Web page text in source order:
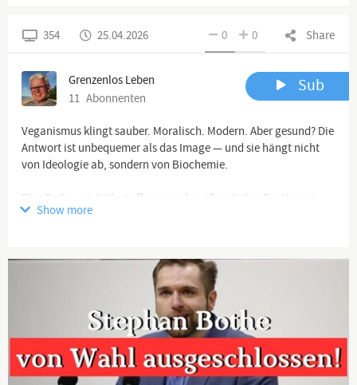
Share
0 0
354 25.04.2026
Grenzenlos Leben
11 Abonnenten
Sub
Veganismus klingt sauber. Moralisch. Modern. Aber gesund? Die
Antwort ist unbequemer als das Image — und sie hängt nicht
von Ideologie ab, sondern von Biochemie.
Eine Reihe von Nährstoffen muss bei pflanzlicher Ernährung
aktiv geplant werden: B12, Jod, Calcium, Vitamin D, Omega-3-
schleichend gegen die Wand. Bei Erwachsenen ist das ein
bewusstes Risiko. Bei Kindern wird daraus eine Frage, die das
Gehirn, das Wachstum, die Knochen, die Schilddrüse und das
Nervensystem betrifft.
Das ist keine Ideologie. Das ist Biochemie.
Show more